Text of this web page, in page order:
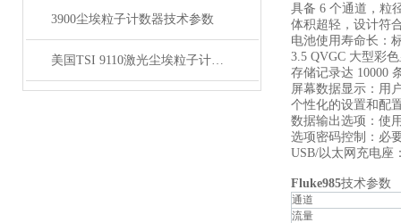
3900尘埃粒子计数器技术参数
美国TSI 9110激光尘埃粒子计数器技术参数
具备 6 个通道，粒
体积超轻，设计符
电池使用寿命长：
3.5 QVGC 大型彩
存储记录达 10000
屏幕数据显示：用
个性化的设置和配
数据输出选项：使
选项密码控制：必
USB/以太网充电座
Fluke985技术参数
通道
流量